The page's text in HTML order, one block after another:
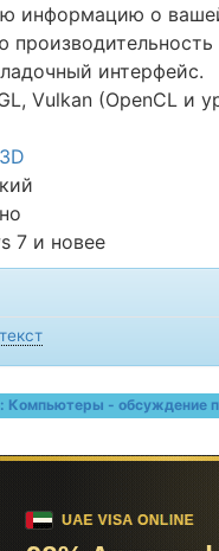
информацию о
интерфейс.
Vulkan (OpenCL и
7 и новее
Компьютеры - обсуждение